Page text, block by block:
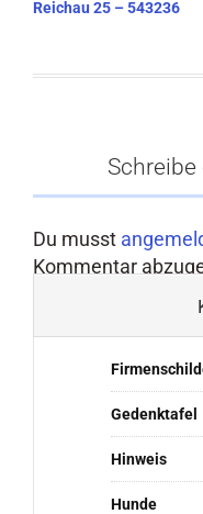
Reichau 25 – 543236
Du musst
Kommentar
Gedenktafel
Hinweis
Hunde